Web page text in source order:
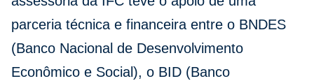
parceria técnica e financeira entre o BNDES
(Banco Nacional de Desenvolvimento
Econômico e Social), o BID (Banco